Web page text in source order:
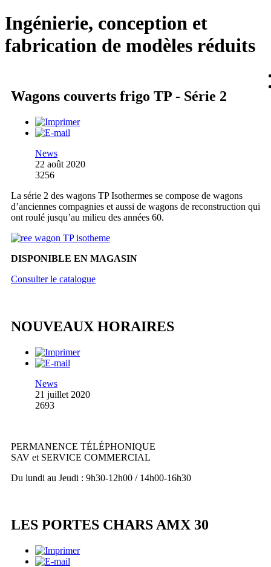
Ingénierie, conception et
fabrication de modèles réduits
Wagons couverts frigo TP - Série 2
News
22 août 2020
3256
La série 2 des wagons TP Isothermes se compose de wagons
d’anciennes compagnies et aussi de wagons de reconstruction qui
ont roulé jusqu’au milieu des années 60.
DISPONIBLE EN MAGASIN
Consulter le catalogue
NOUVEAUX HORAIRES
News
21 juillet 2020
2693
PERMANENCE TÉLÉPHONIQUE
SAV et SERVICE COMMERCIAL
Du lundi au Jeudi : 9h30-12h00 / 14h00-16h30
LES PORTES CHARS AMX 30